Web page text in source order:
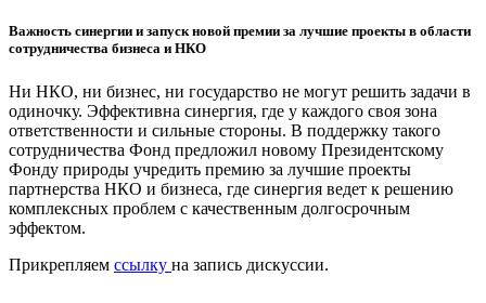
Важность синергии и запуск новой премии за лучшие проекты в области
сотрудничества бизнеса и НКО
Ни НКО, ни бизнес, ни государство не могут решить задачи в
одиночку. Эффективна синергия, где у каждого своя зона
ответственности и сильные стороны. В поддержку такого
сотрудничества Фонд предложил новому Президентскому
Фонду природы учредить премию за лучшие проекты
партнерства НКО и бизнеса, где синергия ведет к решению
комплексных проблем с качественным долгосрочным
эффектом.
Прикрепляем ссылку на запись дискуссии.